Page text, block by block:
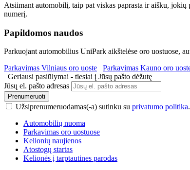
Atsiimant automobilį, taip pat viskas paprasta ir aišku,
numerį.
Papildomos naudos
Parkuojant automobilius UniPark aikštelėse oro uostuose,
Parkavimas Vilniaus oro uoste
Parkavimas Kauno oro
Geriausi pasiūlymai - tiesiai į Jūsų pašto dėžutę
Jūsų el. pašto adresas
Prenumeruoti
Užsiprenumeruodamas(-a) sutinku su privatumo politika.
Automobilių nuoma
Parkavimas oro uostuose
Kelionių naujienos
Atostogų startas
Kelionės į tarptautines parodas